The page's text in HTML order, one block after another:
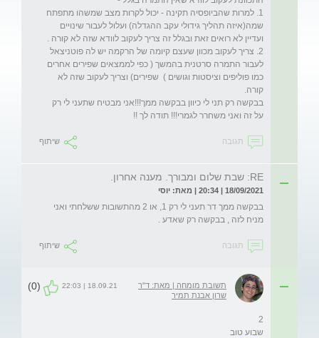
1. למרות שהביופסיה תקינה - יכול לקרות מצב שמשהו מתפתח
שמה(איזה תהליך גידולי עקב ההגדלה) ועלול לעבור שינויים
2. צריך לעקוב מכוון שעצם קיומה של הרקמה יש לה פוטניצאל
לעבור התמרה סרטנית בהמשך ( כפי לממצאים שפירים אחרים
כמו פוליפים וציסטות וגושים )  שפירים) וצריך לעקוב שזה לא
בבקשה רק תני לי כיוון בבקשה ממך!!!אני מבטיח שתעני לי רק
על זה ואני משחרר לגמרי!!! תודה לך !!
תגובה שיתוף
RE: שבת שלום ומבורך. מענה אחרון.
18/09/2021 | 20:34 | מאת: יוסי
בבקשה ממך דר תעני לי רק 1, או 2 מהתשובות ששלחתי ואני
מניח לזה , בבקשה רק שאדע .
תגובה שיתוף
תשובת מומחה | מאת: ד"ר
שרון אבנת תמיר
18.09.21 | 22:03
(0)
שבוע טוב